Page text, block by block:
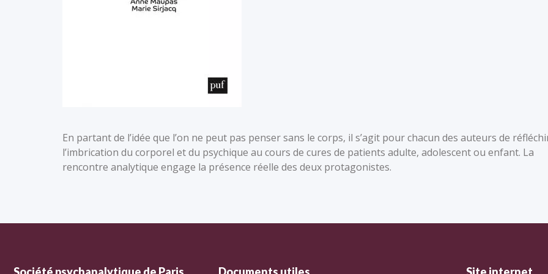
En partant de l’idée que l’on ne peut pas penser sans le corps, il s’agit pour chacun des auteurs de
l’imbrication du corporel et du psychique au cours de cures de patients adulte, adolescent ou enfant. La
rencontre analytique engage la présence réelle des deux protagonistes.